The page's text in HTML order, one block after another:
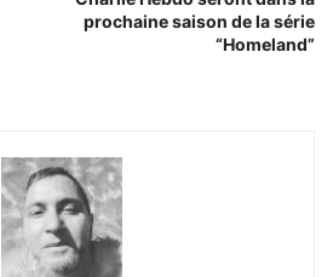
prochaine saison de la série
“Homeland”